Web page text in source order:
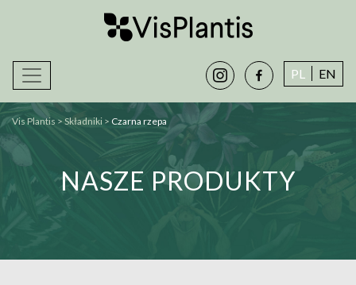
instagramfacebook-
alt
PL EN
Vis Plantis > Składniki > Czarna rzepa
NASZE PRODUKTY